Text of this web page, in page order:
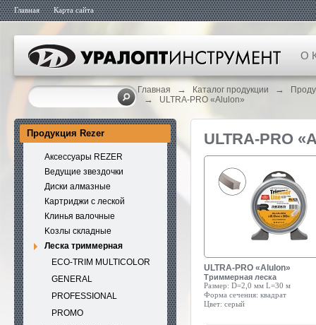
Главная Карта сайта
О
Главная → Каталог продукции →
→ ULTRA-PRO «Alulon»
Продукция Rezer
Аксессуары REZER
Ведущие звездочки
Диски алмазные
Картриджи с леской
Клинья валочные
Kозлы складные
Леска триммерная
ECO-TRIM MULTICOLOR
GENERAL
PROFESSIONAL
PROMO
ULTRA-PRO
ULTRA-PRO «Alulon»
Триммерная леска
Размер: D=2,0 мм L=30 м
Форма сечения: квадрат
Цвет: серый